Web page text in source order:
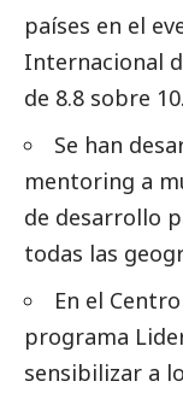
países en el
Internacional
de 8.8 sobre 10.
Se han
mentoring a
de desarrollo
todas las
En el
programa
sensibilizar a